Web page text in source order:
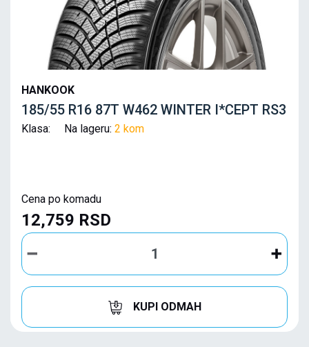
HANKOOK
185/55 R16 87T W462 WINTER I*CEPT RS3
Klasa: Na lageru: 2 kom
Cena po komadu
12,759 RSD
KUPI ODMAH